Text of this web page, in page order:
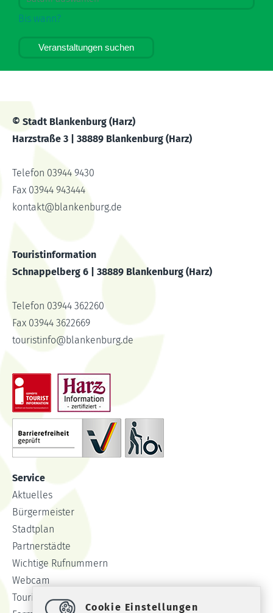
Bis wann?
Veranstaltungen suchen
© Stadt Blankenburg (Harz)
Harzstraße 3 | 38889 Blankenburg (Harz)
Telefon 03944 9430
Fax 03944 943444
kontakt@blankenburg.de
Touristinformation
Schnappelberg 6 | 38889 Blankenburg (Harz)
Telefon 03944 362260
Fax 03944 3622669
touristinfo@blankenburg.de
Service
Aktuelles
Bürgermeister
Stadtplan
Partnerstädte
Wichtige Rufnummern
Webcam
Tourist-Info
Cookie Einstellungen